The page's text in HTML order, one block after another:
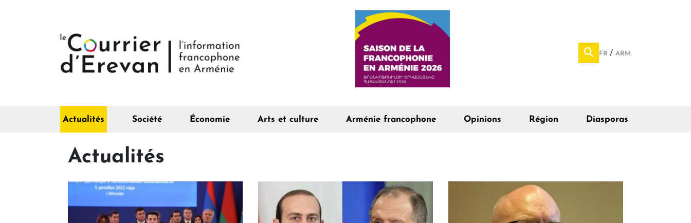
FR ARM
Actualités Société Économie Arts et culture Arménie francophone Opinions Région Diasporas
Actualités